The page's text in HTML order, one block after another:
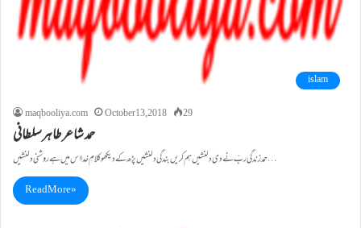
islam
maqbooliya.com
October 13, 2018 29
حمد شاعر طاہرسلطانی
حمد زندگی ربّ نے دی دلنشیں ہم کریں بندگی دلنشیں پڑھ کے دیکھو کلامِ خدا اس میں ہے روشنی دلنشیں…
Read More »